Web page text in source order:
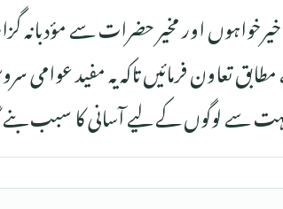
اور مخیر حضرات سے مؤدبانہ
تعاون فرمائیں تاکہ یہ مفید عوامی
سے لوگوں کے لیے آسانی کا سبب